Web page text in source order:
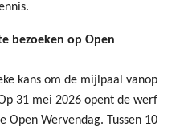
bezoeken op Open
kans om de mijlpaal vanop
31 mei 2026 opent de werf
Open Wervendag. Tussen 10